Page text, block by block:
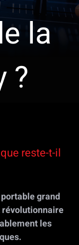
la
?
reste-t-il
grand
révolutionnaire
les